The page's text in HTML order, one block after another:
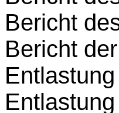
Bericht
Bericht